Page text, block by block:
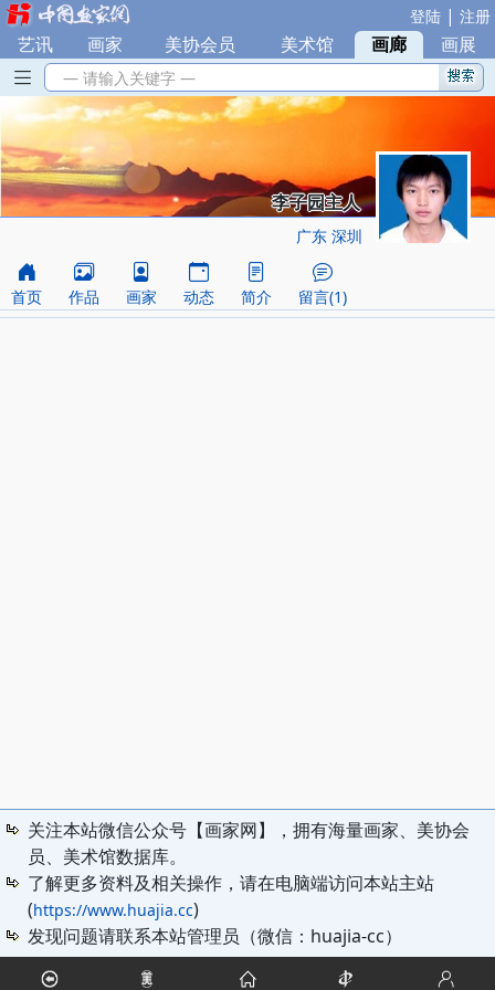
登陆 | 注册
艺讯 画家 美协会员 美术馆 | 画廊 画展
— 请输入关键字 —
李子园主人
广东 深圳
首页 作品 画家 动态 简介 留言(1)
关注本站微信公众号【画家网】，拥有海量画家、美协会
员、美术馆数据库。
了解更多资料及相关操作，请在电脑端访问本站主站
(https://www.huajia.cc)
发现问题请联系本站管理员（微信：huajia-cc）